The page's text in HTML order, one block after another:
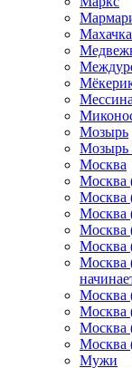
Мозырь
Мозырь
Москва
Москва
Москва
Москва
Москва
Москва
Москва
Москва
Москва
Москва
Мужи